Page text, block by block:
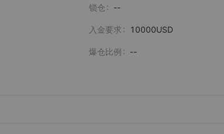
锁仓 --
入金要求 10000USD
爆仓比例 --